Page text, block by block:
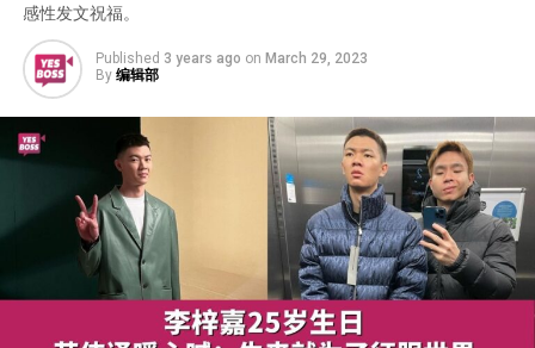
感性发文祝福。
Published 3 years ago on March 29, 2023
By 编辑部